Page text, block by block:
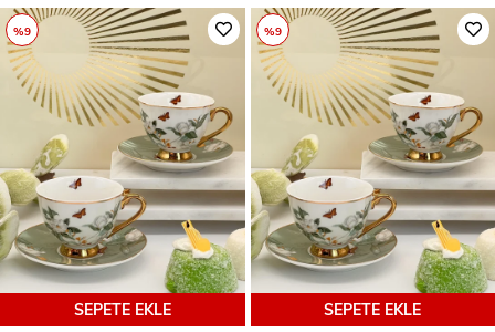
SEPETE EKLE
%9
SEPETE EKLE
%9